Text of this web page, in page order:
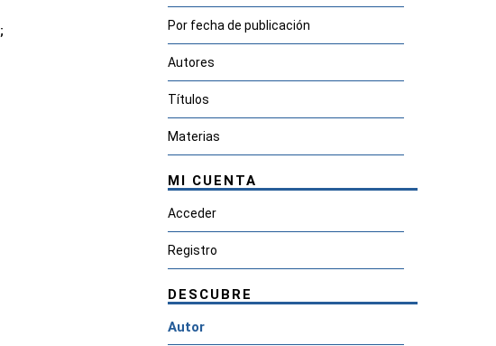
;
Por fecha de publicación
Autores
Títulos
Materias
MI CUENTA
Acceder
Registro
DESCUBRE
Autor